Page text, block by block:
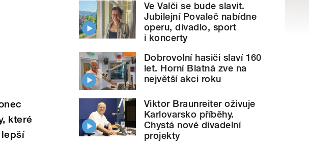
které
Ve Valči se bude slavit.
Jubilejní Povaleč nabídne
operu, divadlo, sport
i koncerty
Dobrovolní hasiči slaví 160
let. Horní Blatná zve na
největší akci roku
Viktor Braunreiter oživuje
Karlovarsko příběhy.
Chystá nové divadelní
projekty